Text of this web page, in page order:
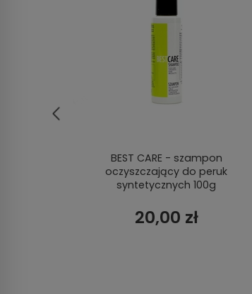
BEST CARE - szampon
oczyszczający do peruk
syntetycznych 100g
20,00 zł